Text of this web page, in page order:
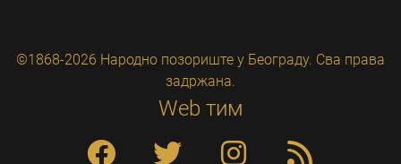
©1868-2026 Народно позориште у Београду. Сва права
задржана.
Web тим